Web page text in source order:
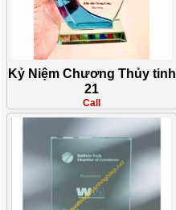
Kỷ Niệm Chương Thủy tinh
21
Call